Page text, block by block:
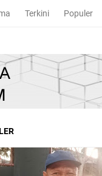
Terkini Populer